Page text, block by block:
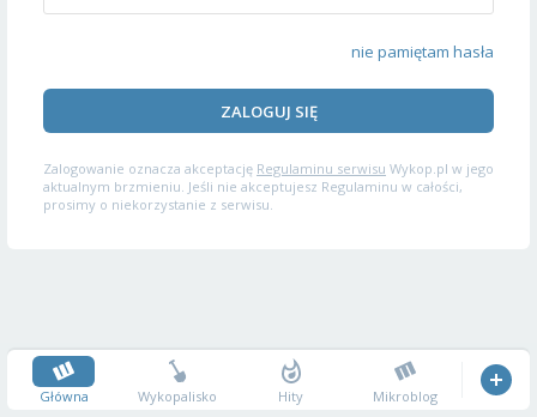
nie pamiętam hasła
ZALOGUJ SIĘ
Zalogowanie oznacza akceptację Regulaminu serwisu Wykop.pl w jego
aktualnym brzmieniu. Jeśli nie akceptujesz Regulaminu w całości,
prosimy o niekorzystanie z serwisu.
Główna Wykopalisko Hity Mikroblog